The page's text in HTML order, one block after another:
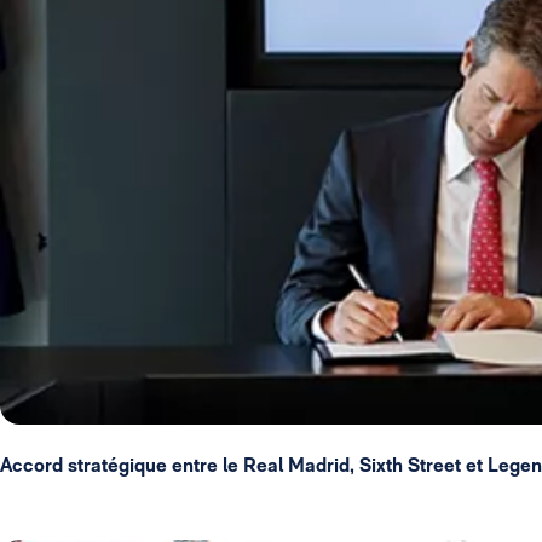
Accord stratégique entre le Real Madrid, Sixth Street et